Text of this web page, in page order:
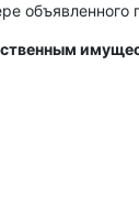
объявленного